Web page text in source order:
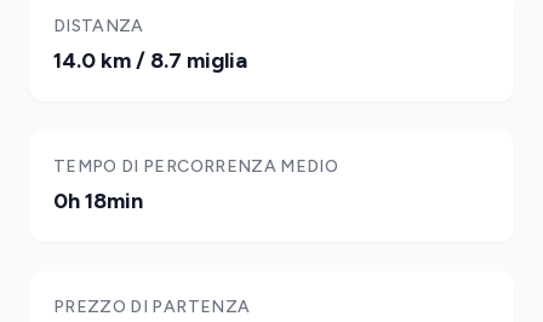
DISTANZA
14.0 km / 8.7 miglia
TEMPO DI PERCORRENZA MEDIO
0h 18min
PREZZO DI PARTENZA